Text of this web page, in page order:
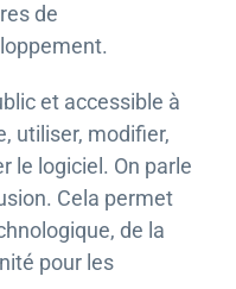
de
et accessible à
utiliser, modifier,
le logiciel. On parle
Cela permet
de la
pour les